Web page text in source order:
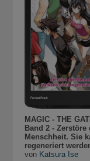
MAGIC - THE
Band 2 - Zerstöre
Menschheit. Sie
regeneriert
von Katsura Ise